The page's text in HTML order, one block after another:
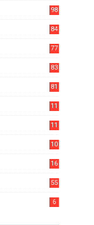
98
84
77
83
81
11
11
10
16
55
6